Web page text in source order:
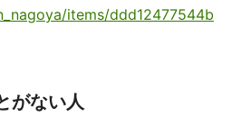
items/ddd12477544b
がない人